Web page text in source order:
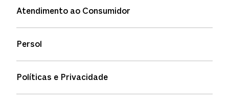
Atendimento ao Consumidor
Status de pedidos
Política de garantia
Persol
Políticas e Privacidade